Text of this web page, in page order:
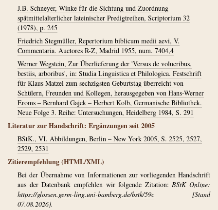
J.B. Schneyer, Winke für die Sichtung und Zuordnung
spätmittelalterlicher lateinischer Predigtreihen, Scriptorium 32
(1978), p. 245
Friedrich Stegmüller, Repertorium biblicum medii aevi, V.
Commentaria. Auctores R-Z, Madrid 1955, num. 7404,4
Werner Wegstein, Zur Überlieferung der 'Versus de volucribus,
bestiis, arboribus', in: Studia Linguistica et Philologica. Festschrift
für Klaus Matzel zum sechzigsten Geburtstag überreicht von
Schülern, Freunden und Kollegen, herausgegeben von Hans-Werner
Eroms – Bernhard Gajek – Herbert Kolb, Germanische Bibliothek.
Neue Folge 3. Reihe: Untersuchungen, Heidelberg 1984, S. 291
Literatur zur Handschrift: Ergänzungen seit 2005
BStK., VI. Abbildungen, Berlin – New York 2005, S. 2525, 2527,
2529, 2531
Zitierempfehlung (HTML/XML)
Bei der Übernahme von Informationen zur vorliegenden Handschrift
aus der Datenbank empfehlen wir folgende Zitation:BStK Online:
https://glossen.germ-ling.uni-bamberg.de/bstk/59c [Stand
07.08.2026].